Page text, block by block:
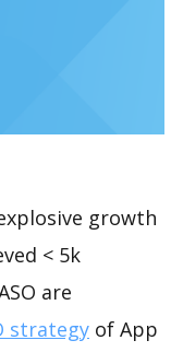
growth
< 5k
are
strategy of App